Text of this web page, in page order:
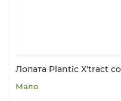
Лопата Plantic X'tract
Мало